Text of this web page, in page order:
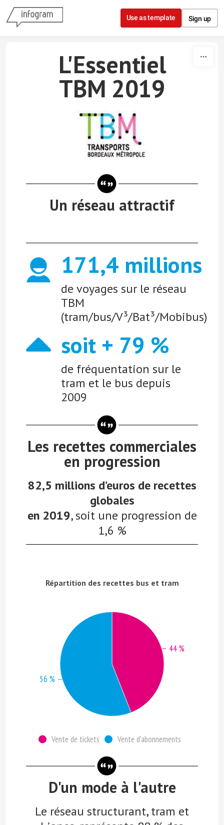
Skip to content
Use as template Sign up
L'Essentiel
TBM 2019
Un réseau attractif
171,4 millions
de voyages sur le réseau
TBM
(tram/bus/V³/Bat³/Mobibus)
soit + 79 %
de fréquentation sur le
tram et le bus depuis
2009
Les recettes commerciales
en progression
82,5 millions d’euros de recettes
globales
en 2019,soit une progression de
1,6 %
Répartition des recettes bus et tram
Vente de tickets Vente d’abonnements
44 %
56 %
D'un mode à l'autre
Le réseau structurant, tram et